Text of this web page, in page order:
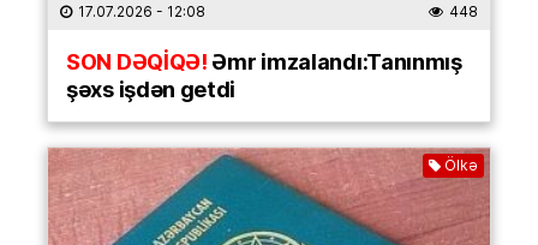
17.07.2026 - 12:08 448
SON DƏQİQƏ!Əmr imzalandı:Tanınmış
şəxs işdən getdi
Ölkə